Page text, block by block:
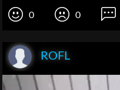
0 0
ROFL